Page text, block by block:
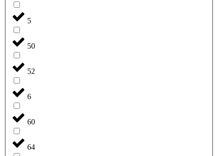
5
50
52
6
60
64